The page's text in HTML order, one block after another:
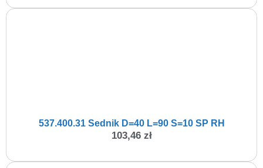
537.400.31 Sednik D=40 L=90 S=10 SP RH
103,46 zł